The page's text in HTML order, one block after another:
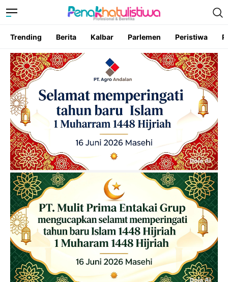
Trending Berita Kalbar Parlemen Peristiwa